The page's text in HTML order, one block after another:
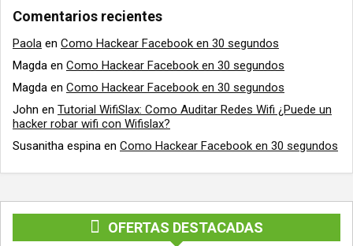
Comentarios recientes
Paola en Como Hackear Facebook en 30 segundos
Magda en Como Hackear Facebook en 30 segundos
Magda en Como Hackear Facebook en 30 segundos
John en Tutorial WifiSlax: Como Auditar Redes Wifi ¿Puede un
hacker robar wifi con Wifislax?
Susanitha espina en Como Hackear Facebook en 30 segundos
OFERTAS DESTACADAS